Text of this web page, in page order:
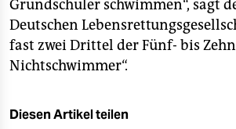
Grundschüler schwimmen“, sagt
Deutschen
fast zwei Drittel der Fünf- bis
Nichtschwimmer“.
Diesen Artikel teilen